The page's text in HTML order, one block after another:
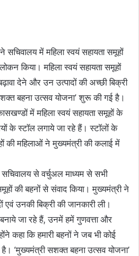
सचिवालय में महिला स्वयं सहायता समूहों
किया। महिला स्वयं सहायता समूहों
बढ़ावा देने और उन उत्पादों की अच्छी बिक्री
बहना उत्सव योजना’ शुरू की गई है।
में महिला स्वयं सहायता समूहों के
के स्टॉल लगाये जा रहे हैं। स्टॉलों के
की महिलाओं ने मुख्यमंत्री की कलाई में
से वर्चुअल माध्यम से सभी
की बहनों से संवाद किया। मुख्यमंत्री ने
एवं उनकी बिक्री की जानकारी ली।
बनाये जा रहे हैं, उनमें हमें गुणवत्ता और
कहा कि हमारी बहनों ने जब भी कोई
‘मुख्यमंत्री सशक्त बहना उत्सव योजना’